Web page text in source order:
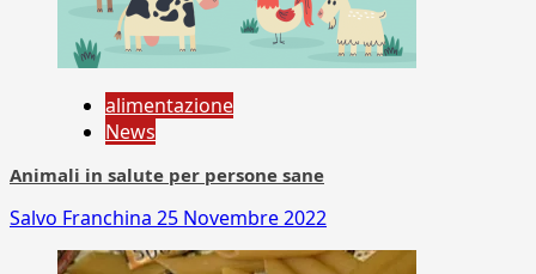
alimentazione
News
Animali in salute per persone sane
Salvo Franchina 25 Novembre 2022